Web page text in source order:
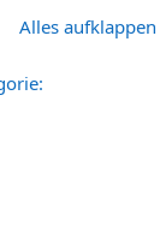
Alles aufklappen